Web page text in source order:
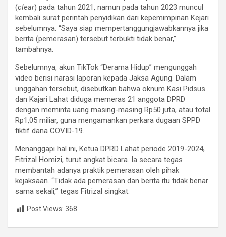
(clear) pada tahun 2021, namun pada tahun 2023 muncul
kembali surat perintah penyidikan dari kepemimpinan Kejari
sebelumnya. “Saya siap mempertanggungjawabkannya jika
berita (pemerasan) tersebut terbukti tidak benar,”
tambahnya.
​Sebelumnya, akun TikTok “Derama Hidup” mengunggah
video berisi narasi laporan kepada Jaksa Agung. Dalam
unggahan tersebut, disebutkan bahwa oknum Kasi Pidsus
dan Kajari Lahat diduga memeras 21 anggota DPRD
dengan meminta uang masing-masing Rp50 juta, atau total
Rp1,05 miliar, guna mengamankan perkara dugaan SPPD
fiktif dana COVID-19.
​Menanggapi hal ini, Ketua DPRD Lahat periode 2019-2024,
Fitrizal Homizi, turut angkat bicara. Ia secara tegas
membantah adanya praktik pemerasan oleh pihak
kejaksaan. “Tidak ada pemerasan dan berita itu tidak benar
sama sekali,” tegas Fitrizal singkat.
Post Views: 368